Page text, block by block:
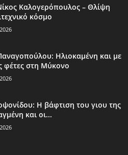
Καλογερόπουλος – Θλίψη
κόσμο
Ηλιοκαμένη και με
φέτες στη Μύκονο
Η βάφτιση του γιου της
και οι...